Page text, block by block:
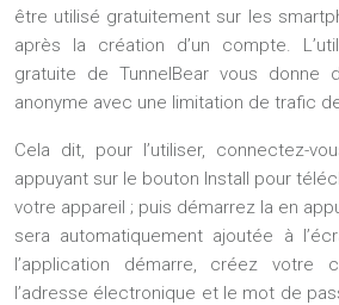
être utilisé gratuitement sur les
après la création d’un compte.
gratuite de TunnelBear vous donne
anonyme avec une limitation de trafic
Cela dit, pour l’utiliser, connectez-
appuyant sur le bouton Install pour
votre appareil ; puis démarrez la en
sera automatiquement ajoutée à
l’application démarre, créez votre
l’adresse électronique et le mot de